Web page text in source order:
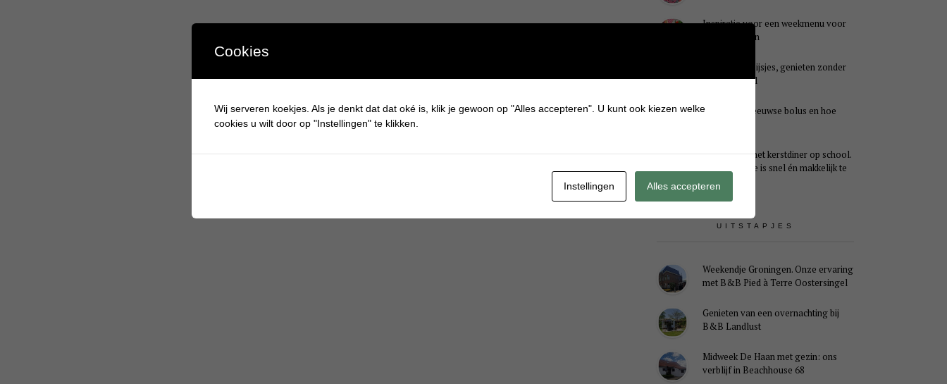
Inspiratie voor een weekmenu voor
het hele gezin
Caloriearme ijsjes, genieten zonder
schuldgevoel
Wat is een Zeeuwse bolus en hoe
Ideaal voor het kerstdiner op school.
Dit kersthapje is snel én makkelijk te
UITSTAPJES
Weekendje Groningen. Onze ervaring
met B&B Pied à Terre Oostersingel
Genieten van een overnachting bij
B&B Landlust
Midweek De Haan met gezin: ons
verblijf in Beachhouse 68
Cookies
Wij serveren koekjes. Als je denkt dat dat oké is, klik je gewoon op "Alles accepteren". U kunt ook kiezen welke
cookies u wilt door op "Instellingen" te klikken.
Instellingen Alles accepteren